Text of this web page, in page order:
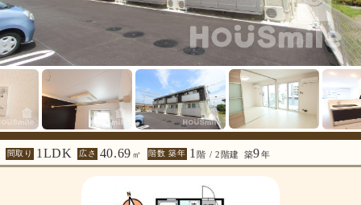
間取り 1LDK 広さ 40.69 ㎡ 階数 築年 1 階 / 2階建 築9年